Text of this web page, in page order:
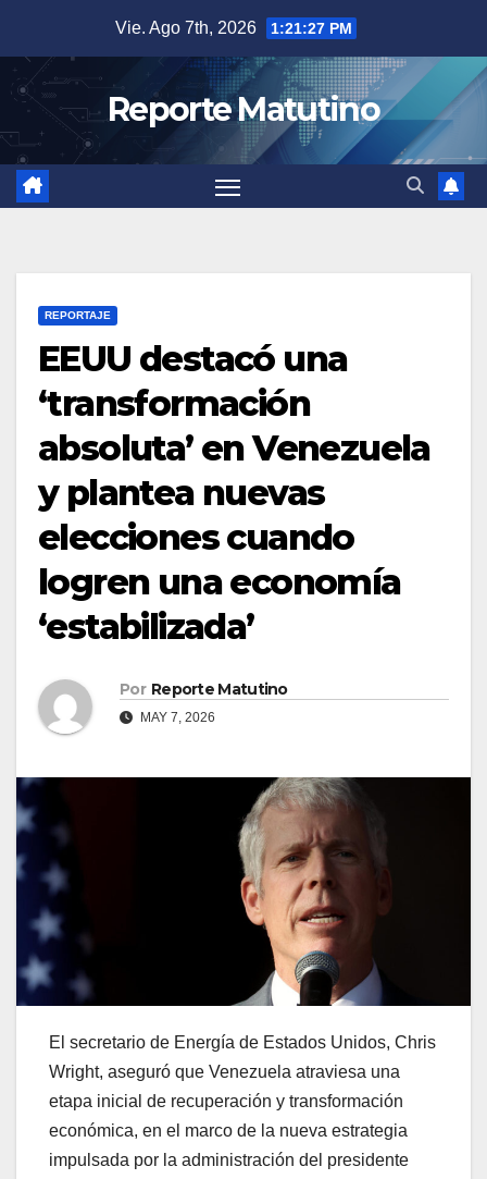
contenido
Vie. Ago 7th, 2026 1:21:28 PM
Reporte Matutino
REPORTAJE
EEUU destacó una
‘transformación
absoluta’ en Venezuela
y plantea nuevas
elecciones cuando
logren una economía
‘estabilizada’
Por Reporte Matutino
MAY 7, 2026
El secretario de Energía de Estados Unidos, Chris
Wright, aseguró que Venezuela atraviesa una
etapa inicial de recuperación y transformación
económica, en el marco de la nueva estrategia
impulsada por la administración del presidente